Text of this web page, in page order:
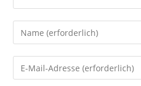
Gib
deinen
Namen
oder
Gib
deine